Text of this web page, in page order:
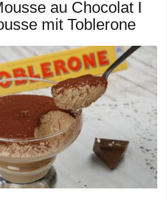
au Chocolat I
mit Toblerone